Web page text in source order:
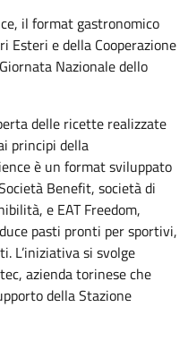
il format gastronomico
Esteri e della Cooperazione
Nazionale dello
delle ricette realizzate
principi della
è un format sviluppato
Benefit, società di
e EAT Freedom,
pasti pronti per sportivi,
L’iniziativa si svolge
azienda torinese che
della Stazione